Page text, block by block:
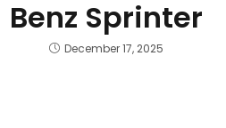
Benz Sprinter
December 17, 2025